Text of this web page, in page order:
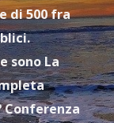
di 500 fra
sono La
Conferenza